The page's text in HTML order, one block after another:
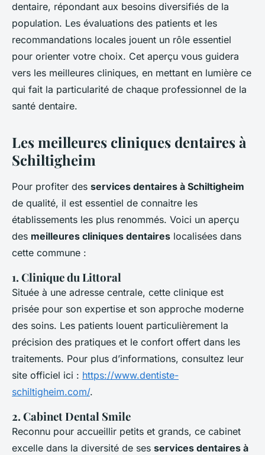
dentaire, répondant aux besoins diversifiés de la
population. Les évaluations des patients et les
recommandations locales jouent un rôle essentiel
pour orienter votre choix. Cet aperçu vous guidera
vers les meilleures cliniques, en mettant en lumière ce
qui fait la particularité de chaque professionnel de la
santé dentaire.
Les meilleures cliniques dentaires à
Schiltigheim
Pour profiter des services dentaires à Schiltigheim
de qualité, il est essentiel de connaitre les
établissements les plus renommés. Voici un aperçu
des meilleures cliniques dentaires localisées dans
cette commune :
1. Clinique du Littoral
Située à une adresse centrale, cette clinique est
prisée pour son expertise et son approche moderne
des soins. Les patients louent particulièrement la
précision des pratiques et le confort offert dans les
traitements. Pour plus d’informations, consultez leur
site officiel ici : https://www.dentiste-
schiltigheim.com/.
2. Cabinet Dental Smile
Reconnu pour accueillir petits et grands, ce cabinet
excelle dans la diversité de ses services dentaires à